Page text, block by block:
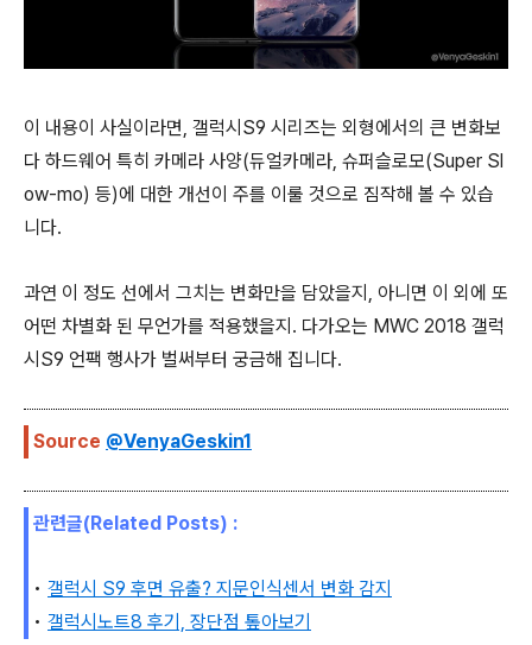
이 내용이 사실이라면, 갤럭시S9 시리즈는 외형에서의 큰 변화보
다 하드웨어 특히 카메라 사양(듀얼카메라, 슈퍼슬로모(Super Sl
ow-mo) 등)에 대한 개선이 주를 이룰 것으로 짐작해 볼 수 있습
니다.
과연 이 정도 선에서 그치는 변화만을 담았을지, 아니면 이 외에 또
어떤 차별화 된 무언가를 적용했을지. 다가오는 MWC 2018 갤럭
시S9 언팩 행사가 벌써부터 궁금해 집니다.
Source @VenyaGeskin1
관련글(Related Posts) :
• 갤럭시 S9 후면 유출? 지문인식센서 변화 감지
• 갤럭시노트8 후기, 장단점 톺아보기